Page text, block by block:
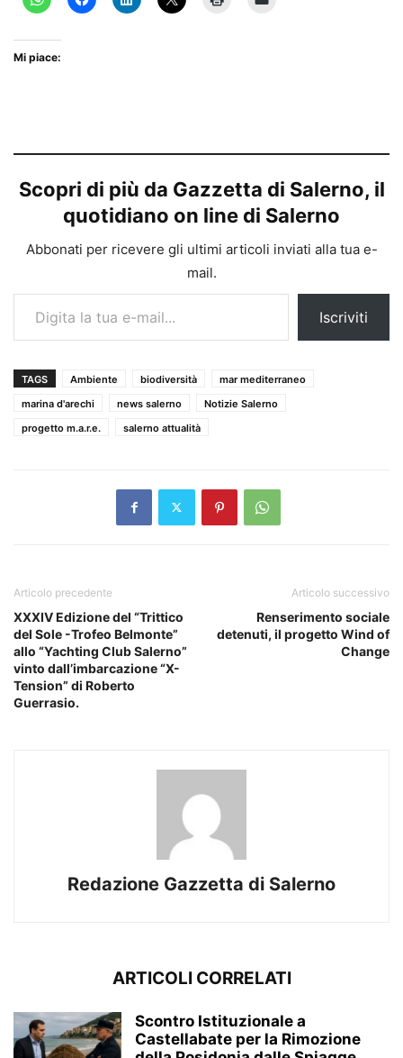
Mi piace:
Scopri di più da Gazzetta di Salerno, il
quotidiano on line di Salerno
Abbonati per ricevere gli ultimi articoli inviati alla tua e-
mail.
Digita la tua e-mail...
Iscriviti
TAGS Ambiente biodiversità
mar mediterraneo
marina d'arechi
news salerno
Notizie Salerno
progetto m.a.r.e.
salerno attualità
Articolo precedente
XXXIV Edizione del “Trittico
del Sole -Trofeo Belmonte”
allo “Yachting Club Salerno”
vinto dall’imbarcazione “X-
Tension” di Roberto
Guerrasio.
Articolo successivo
Renserimento sociale
detenuti, il progetto Wind of
Change
Redazione Gazzetta di Salerno
ARTICOLI CORRELATI
Scontro Istituzionale a
Castellabate per la Rimozione